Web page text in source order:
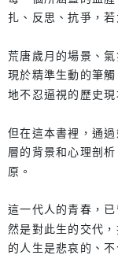
扎、反思、抗爭，
荒唐歲月的場景、
現於精準生動的筆
地不忍逼視的歷史現
但在這本書裡，通
層的背景和心理剖
原。
這一代人的青春，
然是對此生的交代
的人生是悲哀的、